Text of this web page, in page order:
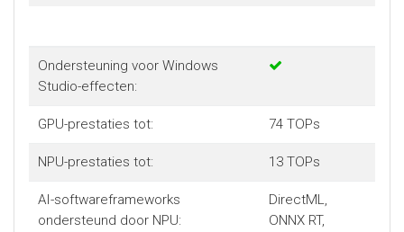
Ondersteuning voor Windows
Studio-effecten:
GPU-prestaties tot: 74 TOPs
NPU-prestaties tot: 13 TOPs
AI-softwareframeworks
ondersteund door NPU:
DirectML,
ONNX RT,